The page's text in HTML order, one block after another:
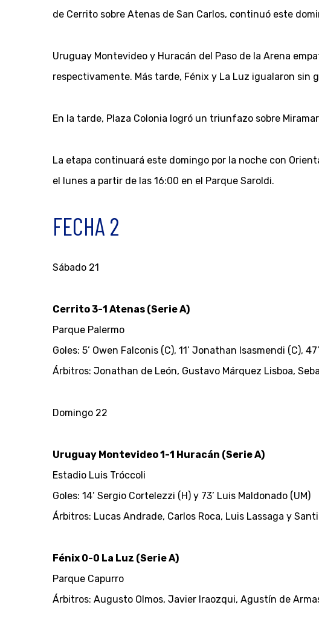
de Cerrito sobre Atenas de San Carlos, continuó este
Uruguay Montevideo y Huracán del Paso de la Arena
respectivamente. Más tarde, Fénix y La Luz igualaron sin
En la tarde, Plaza Colonia logró un triunfazo sobre
La etapa continuará este domingo por la noche con
el lunes a partir de las 16:00 en el Parque Saroldi.
FECHA 2
Sábado 21
Cerrito 3-1 Atenas (Serie A)
Parque Palermo
Goles: 5’ Owen Falconis (C), 11’ Jonathan Isasmendi (C),
Árbitros: Jonathan de León, Gustavo Márquez Lisboa,
Domingo 22
Uruguay Montevideo 1-1 Huracán (Serie A)
Estadio Luis Tróccoli
Goles: 14’ Sergio Cortelezzi (H) y 73’ Luis Maldonado (UM)
Árbitros: Lucas Andrade, Carlos Roca, Luis Lassaga y
Fénix 0-0 La Luz (Serie A)
Parque Capurro
Árbitros: Augusto Olmos, Javier Iraozqui, Agustín de